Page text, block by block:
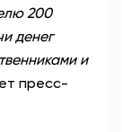
200
денег
и
пресс-